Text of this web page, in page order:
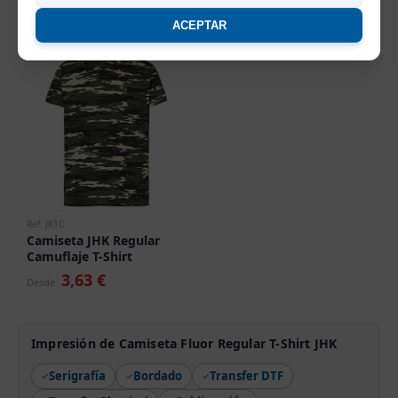
ACEPTAR
Desde
Ref. JK1C
Camiseta JHK Regular
Camuflaje T-Shirt
Desde 3,63 €
Impresión de Camiseta Fluor Regular T-Shirt JHK
Serigrafía Bordado
Transfer DTF